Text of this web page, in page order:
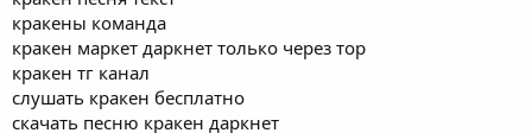
кракены команда
кракен маркет даркнет только через тор
кракен тг канал
слушать кракен бесплатно
скачать песню кракен даркнет